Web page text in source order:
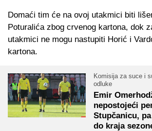
Domaći tim će na ovoj utakmici biti
Poturalića zbog crvenog kartona, dok
utakmici ne mogu nastupiti Horić i
kartona.
Komisija za suce i
odluke
Emir
nepostojeći
Stupčanicu,
do kraja